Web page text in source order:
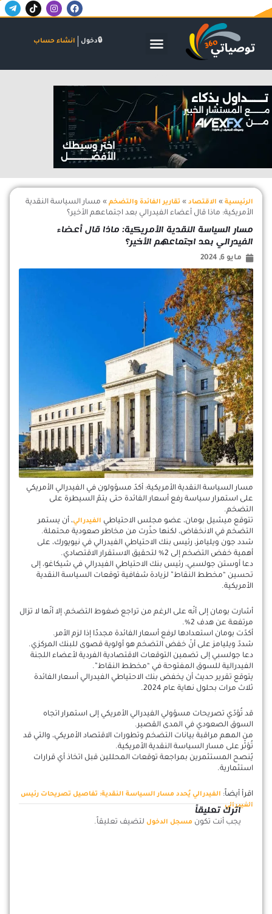
F
a
b
I
n
a
m
T
i
T
e
-
دخول انشاء حساب
الرئيسية » الاقتصاد » تقارير الفائدة والتضخم » مسار السياسة النقدية
الأمريكية: ماذا قال أعضاء الفيدرالي بعد اجتماعهم الأخير؟
مسار السياسة النقدية الأمريكية: ماذا قال أعضاء
الفيدرالي بعد اجتماعهم الأخير؟
مايو 6, 2024
مسار السياسة النقدية الأمريكية: أكدّ مسؤولون في الفيدرالي الأمريكي
على استمرار سياسة رفع أسعار الفائدة حتى يتمّ السيطرة على
التضخم.
تتوقع ميشيل بومان، عضو مجلس الاحتياطي الفيدرالي، أن يستمر
التضخم في الانخفاض، لكنها حذّرت من مخاطر صعودية محتملة.
شدد جون ويليامز، رئيس بنك الاحتياطي الفيدرالي في نيويورك، على
أهمية خفض التضخم إلى 2% لتحقيق الاستقرار الاقتصادي.
دعا أوستن جولسبي، رئيس بنك الاحتياطي الفيدرالي في شيكاغو، إلى
تحسين “مخطط النقاط” لزيادة شفافية توقعات السياسة النقدية
الأمريكية.
أشارت بومان إلى أنّه على الرغم من تراجع ضغوط التضخم، إلا أنّها لا تزال
مرتفعة عن هدف 2%.
أكدّت بومان استعدادها لرفع أسعار الفائدة مجددًا إذا لزم الأمر.
شددّ ويليامز على أنّ خفض التضخم هو أولوية قصوى للبنك المركزي.
دعا جولسبي إلى تضمين التوقعات الاقتصادية الفردية لأعضاء اللجنة
الفيدرالية للسوق المفتوحة في “مخطط النقاط”.
يتوقع تقرير حديث أن يخفض بنك الاحتياطي الفيدرالي أسعار الفائدة
ثلاث مرات بحلول نهاية عام 2024.
قد تُؤدّي تصريحات مسؤولي الفيدرالي الأمريكي إلى استمرار اتجاه
السوق الصعودي في المدى القصير.
من المهم مراقبة بيانات التضخم وتطورات الاقتصاد الأمريكي، والتي قد
تُؤثّر على مسار السياسة النقدية الأمريكية.
يُنصح المستثمرين بمراجعة توقعات المحللين قبل اتخاذ أي قرارات
استثمارية.
اقرأ أيضاً: الفيدرالي يُحدد مسار السياسة النقدية: تفاصيل تصريحات رئيس
الفيدرالي
اترك تعليقاً
يجب أنت تكون مسجل الدخول لتضيف تعليقاً.